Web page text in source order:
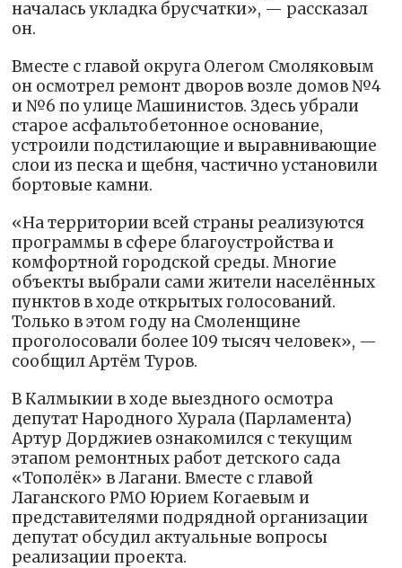
началась укладка брусчатки», — рассказал
он.
Вместе с главой округа Олегом Смоляковым
он осмотрел ремонт дворов возле домов №4
и №6 по улице Машинистов. Здесь убрали
старое асфальтобетонное основание,
устроили подстилающие и выравнивающие
слои из песка и щебня, частично установили
бортовые камни.
«На территории всей страны реализуются
программы в сфере благоустройства и
комфортной городской среды. Многие
объекты выбрали сами жители населённых
пунктов в ходе открытых голосований.
Только в этом году на Смоленщине
проголосовали более 109 тысяч человек», —
сообщил Артём Туров.
В Калмыкии в ходе выездного осмотра
депутат Народного Хурала (Парламента)
Артур Дорджиев ознакомился с текущим
этапом ремонтных работ детского сада
«Тополёк» в Лагани. Вместе с главой
Лаганского РМО Юрием Когаевым и
представителями подрядной организации
депутат обсудил актуальные вопросы
реализации проекта.